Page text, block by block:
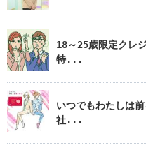
18～25歳限定クレ
特...
いつでもわたしは
社...